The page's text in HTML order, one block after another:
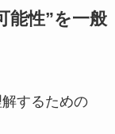
能性”を一般
解するための